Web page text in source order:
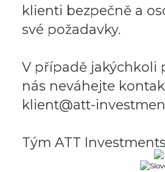
klienti bezpečně a
své požadavky.
V případě jakýchkoli
nás neváhejte
klient@att-
Tým ATT Investments